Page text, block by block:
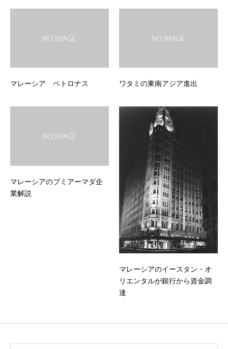
マレーシア ペトロナス ワタミの東南アジア進出
マレーシアのブミアーマダ企
業解説
マレーシアのイースタン・オ
リエンタルが銀行から資金調
達